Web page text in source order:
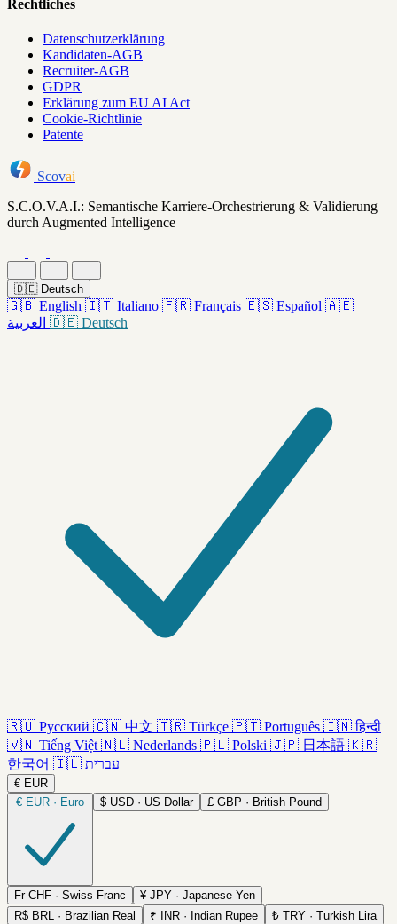
Rechtliches
Datenschutzerklärung
Kandidaten-AGB
Recruiter-AGB
GDPR
Erklärung zum EU AI Act
Cookie-Richtlinie
Patente
Scovai
S.C.O.V.A.I.: Semantische Karriere-Orchestrierung & Validierung
durch Augmented Intelligence
🇩🇪 Deutsch
🇬🇧 English 🇮🇹 Italiano 🇫🇷 Français 🇪🇸 Español 🇦🇪
العربية 🇩🇪 Deutsch
🇷🇺 Русский 🇨🇳 中文 🇹🇷 Türkçe 🇵🇹 Português 🇮🇳 हिन्दी
🇻🇳 Tiếng Việt 🇳🇱 Nederlands 🇵🇱 Polski 🇯🇵 日本語 🇰🇷
한국어 🇮🇱 עברית
€ EUR
€ EUR · Euro $ USD · US Dollar £ GBP · British Pound
Fr CHF · Swiss Franc ¥ JPY · Japanese Yen
R$ BRL · Brazilian Real ₹ INR · Indian Rupee ₺ TRY · Turkish Lira